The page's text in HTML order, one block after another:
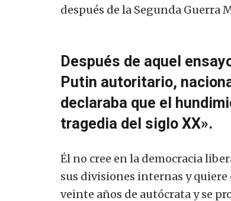
después de la Segunda Guerra
Después de aquel
Putin autoritario,
declaraba que el
tragedia del siglo XX».
Él no cree en la democracia
sus divisiones internas y
veinte años de autócrata y se